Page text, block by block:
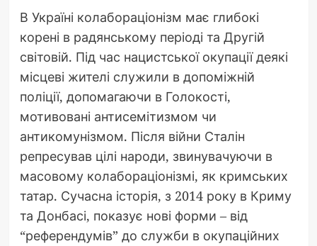
В Україні колабораціонізм має глибокі
корені в радянському періоді та Другій
світовій. Під час нацистської окупації деякі
місцеві жителі служили в допоміжній
поліції, допомагаючи в Голокості,
мотивовані антисемітизмом чи
антикомунізмом. Після війни Сталін
репресував цілі народи, звинувачуючи в
масовому колабораціонізмі, як кримських
татар. Сучасна історія, з 2014 року в Криму
та Донбасі, показує нові форми – від
“референдумів” до служби в окупаційних